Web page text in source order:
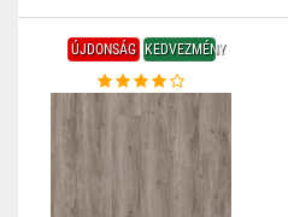
ÚJDONSÁG KEDVEZMÉNY